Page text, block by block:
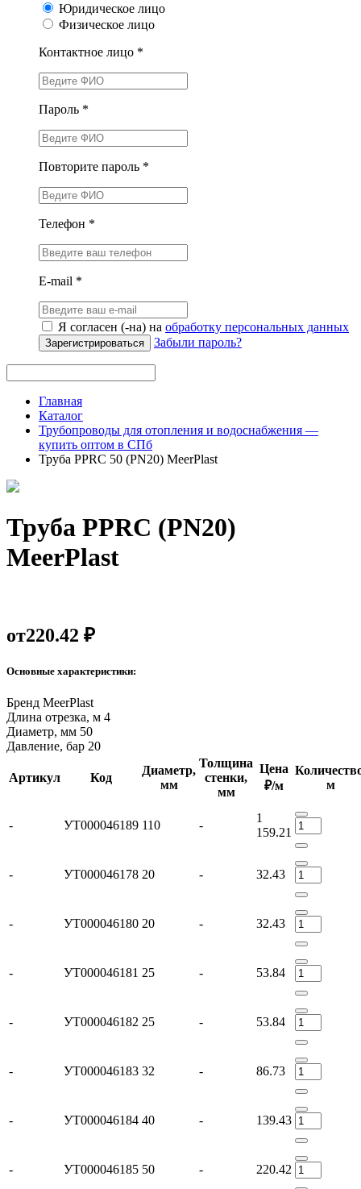
Юридическое лицо
Физическое лицо
Контактное лицо *
Пароль *
Повторите пароль *
Телефон *
E-mail *
Я согласен (-на) на обработку персональных данных
Зарегистрироваться Забыли пароль?
Главная
Каталог
Трубопроводы для отопления и водоснабжения —
купить оптом в СПб
Труба PPRC 50 (PN20) MeerPlast
Труба PPRC (PN20)
MeerPlast
от220.42 ₽
Основные характеристики:
Бренд MeerPlast
Длина отрезка, м 4
Диаметр, мм 50
Давление, бар 20
Артикул Код
Диаметр,
мм
Толщина
стенки,
мм
Цена
₽/м
м
- УТ000046189 110 -
1
159.21
- УТ000046178 20 - 32.43
- УТ000046180 20 - 32.43
- УТ000046181 25 - 53.84
- УТ000046182 25 - 53.84
- УТ000046183 32 - 86.73
- УТ000046184 40 - 139.43
- УТ000046185 50 - 220.42